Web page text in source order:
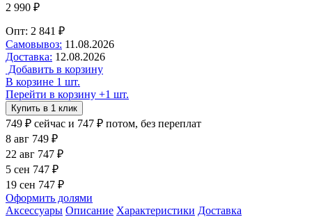
2 990 ₽
Опт: 2 841 ₽
Самовывоз: 11.08.2026
Доставка: 12.08.2026
Добавить в корзину
В корзине 1 шт.
Перейти в корзину +1 шт.
Купить в 1 клик
749 ₽ сейчас и 747 ₽ потом, без переплат
8 авг 749 ₽
22 авг 747 ₽
5 сен 747 ₽
19 сен 747 ₽
Оформить долями
Аксессуары Описание Характеристики Доставка